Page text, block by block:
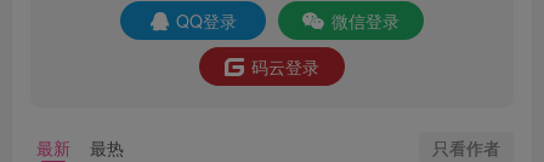
QQ登录
微信登录
码云登录
最新 最热 只看作者